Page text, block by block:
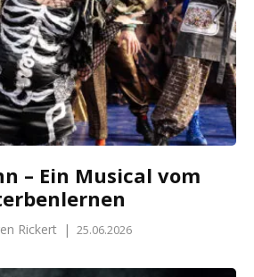
– Ein Musical vom
Rickert | 25.06.2026